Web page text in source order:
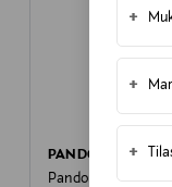
+
+
+
PANDORA
Pandora